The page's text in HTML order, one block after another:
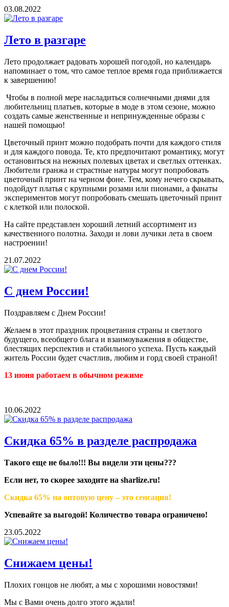
03.08.2022
Лето в разгаре
Лето продолжает радовать хорошей погодой, но календарь
напоминает о том, что самое теплое время года приближается
к завершению!
Чтобы в полной мере насладиться солнечными днями для
любительниц платьев, которые в моде в этом сезоне, можно
создать самые женственные и непринужденные образы с
нашей помощью!
Цветочный принт можно подобрать почти для каждого стиля
и для каждого повода. Те, кто предпочитают романтику, могут
остановиться на нежных полевых цветах и светлых оттенках.
Любители гранжа и страстные натуры могут попробовать
цветочный принт на черном фоне. Тем, кому нечего скрывать,
подойдут платья с крупными розами или пионами, а фанаты
экспериментов могут попробовать смешать цветочный принт
с клеткой или полоской.
На сайте представлен хороший летний ассортимент из
качественного полотна. Заходи и лови лучики лета в своем
настроении!
21.07.2022
С днем России!
Поздравляем с Днем России!
Желаем в этот праздник процветания страны и светлого
будущего, всеобщего блага и взаимоуважения в обществе,
блестящих перспектив и стабильного успеха. Пусть каждый
житель России будет счастлив, любим и горд своей страной!
13 июня работаем в обычном режиме
10.06.2022
Скидка 65% в разделе распродажа
Такого еще не было!!! Вы видели эти цены???
Если нет, то скорее заходите на sharlize.ru!
Скидка 65% на оптовую цену – это сенсация!
Успевайте за выгодой! Количество товара ограничено!
23.05.2022
Снижаем цены!
Плохих гонцов не любят, а мы с хорошими новостями!
Мы с Вами очень долго этого ждали!